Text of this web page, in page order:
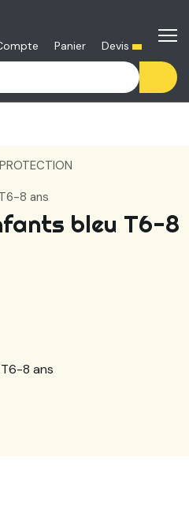
Panier Devis
8 ans
bleu T6-8